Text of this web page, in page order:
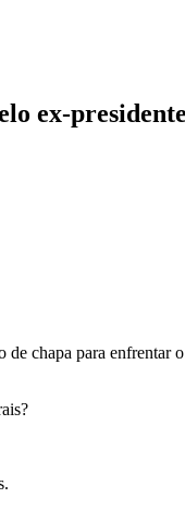
ex-
chapa para enfrentar